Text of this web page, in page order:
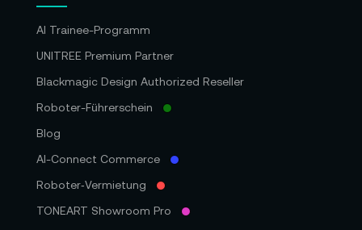
AI Trainee-Programm
UNITREE Premium Partner
Blackmagic Design Authorized Reseller
Roboter-Führerschein
Blog
AI-Connect Commerce
Roboter‑Vermietung
TONEART Showroom Pro